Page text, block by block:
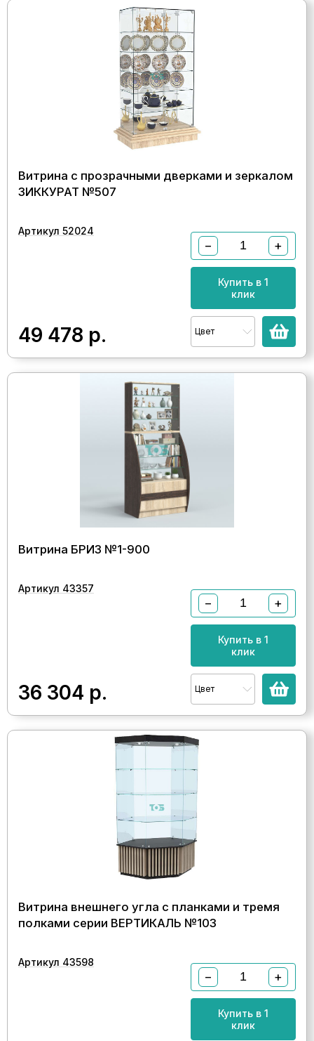
Витрина с прозрачными дверками и зеркалом
ЗИККУРАТ №507
Артикул 52024
49 478 р.
− +
Купить в 1
клик
Цвет
Витрина БРИЗ №1-900
Артикул 43357
36 304 р.
− +
Купить в 1
клик
Цвет
Витрина внешнего угла с планками и тремя
полками серии ВЕРТИКАЛЬ №103
Артикул 43598
− +
Купить в 1
клик